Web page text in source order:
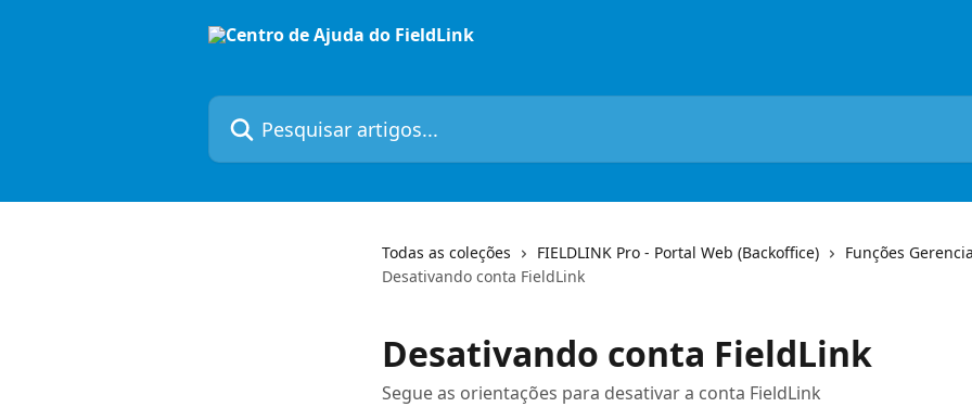
Pesquisar artigos...
Todas as coleções FIELDLINK Pro - Portal Web (Backoffice)
Funções
Desativando conta FieldLink
Desativando conta FieldLink
Segue as orientações para desativar a conta FieldLink